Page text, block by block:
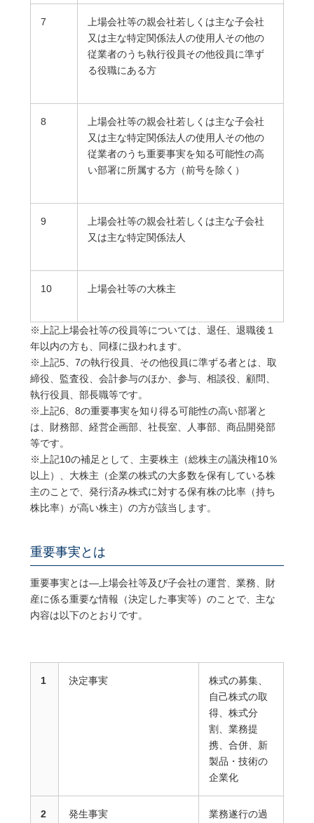
7
上場会社等の親会社若しくは主な子会社
又は主な特定関係法人の使用人その他の
従業者のうち執行役員その他役員に準ず
る役職にある方
8
上場会社等の親会社若しくは主な子会社
又は主な特定関係法人の使用人その他の
従業者のうち重要事実を知る可能性の高
い部署に所属する方（前号を除く）
9
上場会社等の親会社若しくは主な子会社
又は主な特定関係法人
10 上場会社等の大株主
※上記上場会社等の役員等については、退任、退職後１
年以内の方も、同様に扱われます。
※上記5、7の執行役員、その他役員に準ずる者とは、取
締役、監査役、会計参与のほか、参与、相談役、顧問、
執行役員、部長職等です。
※上記6、8の重要事実を知り得る可能性の高い部署と
は、財務部、経営企画部、社長室、人事部、商品開発部
等です。
※上記10の補足として、主要株主（総株主の議決権10％
以上）、大株主（企業の株式の大多数を保有している株
主のことで、発行済み株式に対する保有株の比率（持ち
株比率）が高い株主）の方が該当します。
重要事実とは
重要事実とは―上場会社等及び子会社の運営、業務、財
産に係る重要な情報（決定した事実等）のことで、主な
内容は以下のとおりです。
1 決定事実
株式の募集、
自己株式の取
得、株式分
割、業務提
携、合併、新
製品・技術の
企業化
2 発生事実
業務遂行の過